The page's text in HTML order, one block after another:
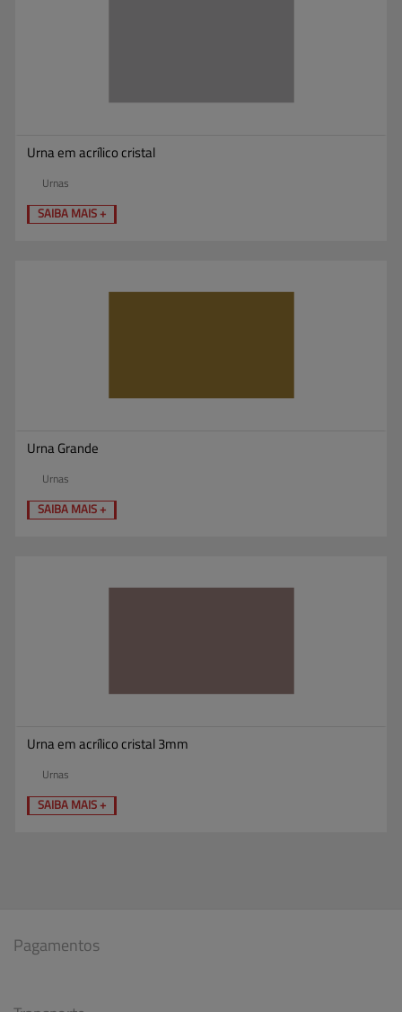
Urna em acrílico cristal
Urnas
SAIBA MAIS +
Urna Grande
Urnas
SAIBA MAIS +
Urna em acrílico cristal 3mm
Urnas
SAIBA MAIS +
Pagamentos